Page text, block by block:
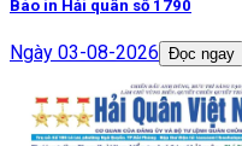
Báo in Hải quân số 1790
Ngày 03-08-2026 Đọc ngay